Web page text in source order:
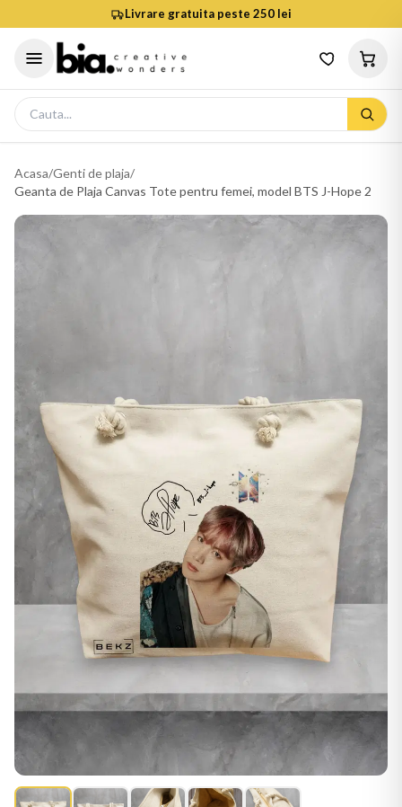
Livrare gratuita peste 250 lei
Acasa/Genti de plaja/
Geanta de Plaja Canvas Tote pentru femei, model BTS J-Hope 2